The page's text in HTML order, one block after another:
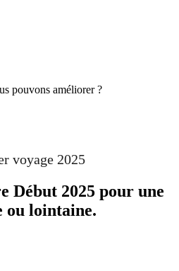
pouvons améliorer ?
voyage 2025
Début 2025 pour une
ou lointaine.